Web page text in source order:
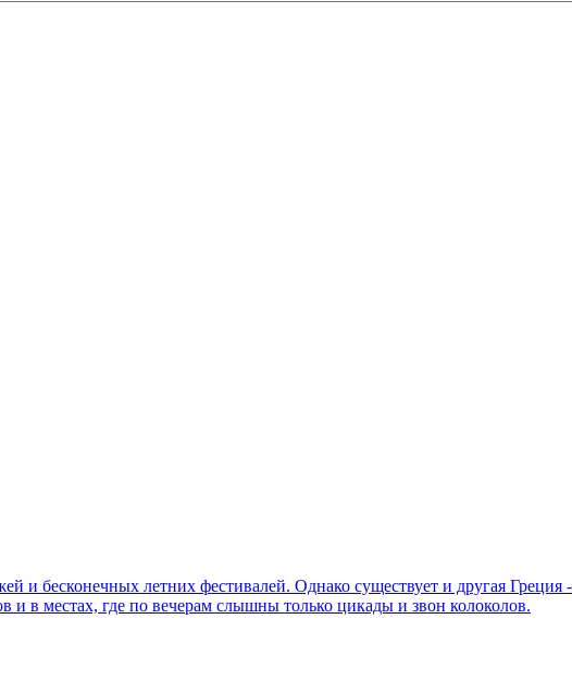
бесконечных летних фестивалей. Однако существует и другая Греция
и в местах, где по вечерам слышны только цикады и звон колоколов.